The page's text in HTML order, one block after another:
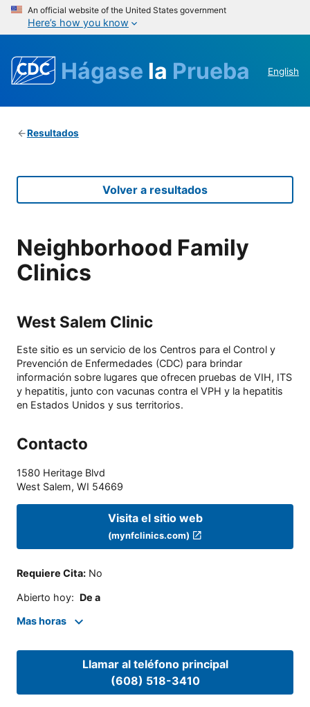
An official website of the United States government
Here’s how you know
Hágase la Prueba English
Resultados
Volver a resultados
Neighborhood Family
Clinics
West Salem Clinic
Este sitio es un servicio de los Centros para el Control y
Prevención de Enfermedades (CDC) para brindar
información sobre lugares que ofrecen pruebas de VIH, ITS
y hepatitis, junto con vacunas contra el VPH y la hepatitis
en Estados Unidos y sus territorios.
Contacto
1580 Heritage Blvd
West Salem, WI 54669
Visita el sitio web
(mynfclinics.com)
Requiere Cita: No
Abierto hoy: De a
Mas horas
Llamar al teléfono principal
(608) 518-3410